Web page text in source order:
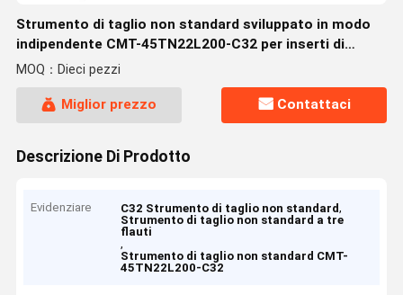
Strumento di taglio non standard sviluppato in modo
indipendente CMT-45TN22L200-C32 per inserti di
scanalatura a tre flauti
MOQ：Dieci pezzi
Miglior prezzo Contattaci
Descrizione Di Prodotto
Evidenziare C32 Strumento di taglio non standard,
Strumento di taglio non standard a tre
flauti
,
Strumento di taglio non standard CMT-
45TN22L200-C32